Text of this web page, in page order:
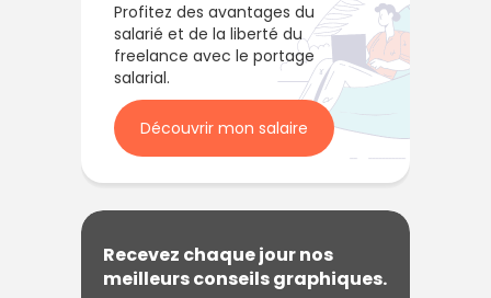
Profitez des avantages du
salarié et de la liberté du
freelance avec le portage
salarial.
Découvrir mon salaire
Recevez chaque jour nos
meilleurs conseils graphiques.